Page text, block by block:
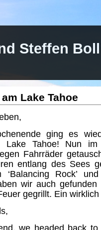
Steffen
Lake Tahoe
ging es
Lake Tahoe! Nun
Fahrräder
entlang des Sees
‘Balancing Rock’
wir auch
gegrillt. Ein
we headed back